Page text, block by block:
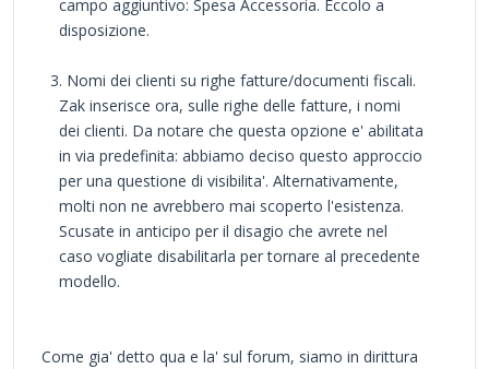
campo aggiuntivo: Spesa Accessoria. Eccolo a
disposizione.
3. Nomi dei clienti su righe fatture/documenti fiscali.
Zak inserisce ora, sulle righe delle fatture, i nomi
dei clienti. Da notare che questa opzione e' abilitata
in via predefinita: abbiamo deciso questo approccio
per una questione di visibilita'. Alternativamente,
molti non ne avrebbero mai scoperto l'esistenza.
Scusate in anticipo per il disagio che avrete nel
caso vogliate disabilitarla per tornare al precedente
modello.
Come gia' detto qua e la' sul forum, siamo in dirittura